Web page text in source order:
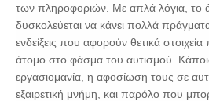
των πληροφοριών. Με απλά λόγια, το
δυσκολεύεται να κάνει πολλά
ενδείξεις που αφορούν θετικά
άτομο στο φάσμα του αυτισμού.
εργασιομανία, η αφοσίωση τους σε
εξαιρετική μνήμη, και παρόλο που